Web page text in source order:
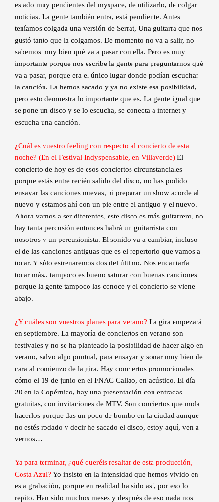
estado muy pendientes del myspace, de utilizarlo, de colgar
noticias. La gente también entra, está pendiente. Antes
teníamos colgada una versión de Serrat, Una guitarra que nos
gustó tanto que la colgamos. De momento no va a salir, no
sabemos muy bien qué va a pasar con ella. Pero es muy
importante porque nos escribe la gente para preguntarnos qué
va a pasar, porque era el único lugar donde podían escuchar
la canción. La hemos sacado y ya no existe esa posibilidad,
pero esto demuestra lo importante que es. La gente igual que
se pone un disco y se lo escucha, se conecta a internet y
escucha una canción.
¿Cuál es vuestro feeling con respecto al concierto de esta
noche? (En el Festival Indyspensable, en Villaverde) El
concierto de hoy es de esos conciertos circunstanciales
porque estás entre recién salido del disco, no has podido
ensayar las canciones nuevas, ni preparar un show acorde al
nuevo y estamos ahí con un pie entre el antiguo y el nuevo.
Ahora vamos a ser diferentes, este disco es más guitarrero, no
hay tanta percusión entonces habrá un guitarrista con
nosotros y un percusionista. El sonido va a cambiar, incluso
el de las canciones antiguas que es el repertorio que vamos a
tocar. Y sólo estrenaremos dos del último. Nos encantaría
tocar más.. tampoco es bueno saturar con buenas canciones
porque la gente tampoco las conoce y el concierto se viene
abajo.
¿Y cuáles son vuestros planes para verano? La gira empezará
en septiembre. La mayoría de conciertos en verano son
festivales y no se ha planteado la posibilidad de hacer algo en
verano, salvo algo puntual, para ensayar y sonar muy bien de
cara al comienzo de la gira. Hay conciertos promocionales
cómo el 19 de junio en el FNAC Callao, en acústico. El día
20 en la Copérnico, hay una presentación con entradas
gratuitas, con invitaciones de MTV. Son conciertos que mola
hacerlos porque das un poco de bombo en la ciudad aunque
no estés rodado y decir he sacado el disco, estoy aquí, ven a
vernos…
Ya para terminar, ¿qué queréis resaltar de esta producción,
Costa Azul? Yo insisto en la intensidad que hemos vivido en
esta grabación, porque en realidad ha sido así, por eso lo
repito. Han sido muchos meses y después de eso nada nos